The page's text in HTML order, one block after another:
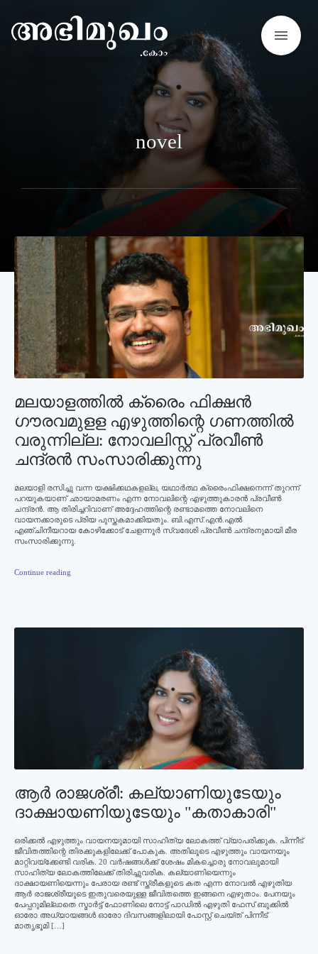
menu
novel
മലയാളത്തില്‍ ക്രൈം ഫിക്ഷന്‍
ഗൗരവമുളള എഴുത്തിന്റെ ഗണത്തില്‍
വരുന്നില്ല: നോവലിസ്റ്റ് പ്രവീണ്‍
ചന്ദ്രന്‍ സംസാരിക്കുന്നു
മലയാളി രസിച്ചു വന്ന യക്ഷിക്കഥകളല്ല, യഥാര്‍ത്ഥ ക്രൈംഫിക്ഷനെന്ന് തുറന്ന്
പറയുകയാണ് ഛായാമരണം എന്ന നോവലിന്റെ എഴുത്തുകാരന്‍ പ്രവീണ്‍
ചന്ദ്രന്‍. ആ തിരിച്ചറിവാണ് അദ്ദേഹത്തിന്റെ രണ്ടാമത്തെ നോവലിനെ
വായനക്കാരുടെ പ്രിയ പുസ്തകമാക്കിയതും. ബി.എസ്.എന്‍.എല്‍
എഞ്ചിനീയറായ കോഴിക്കോട് ചേളന്നൂര്‍ സ്വദേശി പ്രവീണ്‍ ചന്ദ്രനുമായി മീര
സംസാരിക്കുന്നു.
Continue reading
ആര്‍ രാജശ്രീ: കല്യാണിയുടേയും
ദാക്ഷായണിയുടേയും "കതാകാരി"
ഒരിക്കല്‍ എഴുത്തും വായനയുമായി സാഹിത്യ ലോകത്ത് വ്യാപരിക്കുക. പിന്നീട്
ജീവിതത്തിന്റെ തിരക്കുകളിലേക്ക് പോകുക. അതിലൂടെ എഴുത്തും വായനയും
മാറ്റിവയ്‌ക്കേണ്ടി വരിക. 20 വര്‍ഷങ്ങള്‍ക്ക് ശേഷം മികച്ചൊരു നോവലുമായി
സാഹിത്യ ലോകത്തിലേക്ക് തിരിച്ചുവരിക. കല്യാണിയെന്നും
ദാക്ഷായണിയെന്നും പേരായ രണ്ട് സ്ത്രീകളുടെ കത എന്ന നോവല്‍ എഴുതിയ
ആര്‍ രാജശ്രീയുടെ ഇതുവരെയുള്ള ജീവിതത്തെ ഇങ്ങനെ എഴുതാം. പേനയും
പേപ്പറുമില്ലാതെ സ്മാര്‍ട്ട് ഫോണിലെ നോട്ട് പാഡില്‍ എഴുതി ഫേസ് ബുക്കില്‍
ഓരോ അധ്യായങ്ങള്‍ ഓരോ ദിവസങ്ങളിലായി പോസ്റ്റ് ചെയ്ത് പിന്നീട്
മാതൃഭൂമി […]